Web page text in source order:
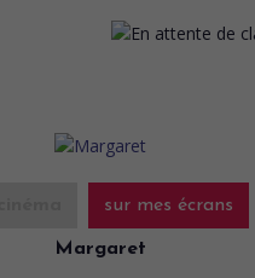
sur mes écrans
Margaret